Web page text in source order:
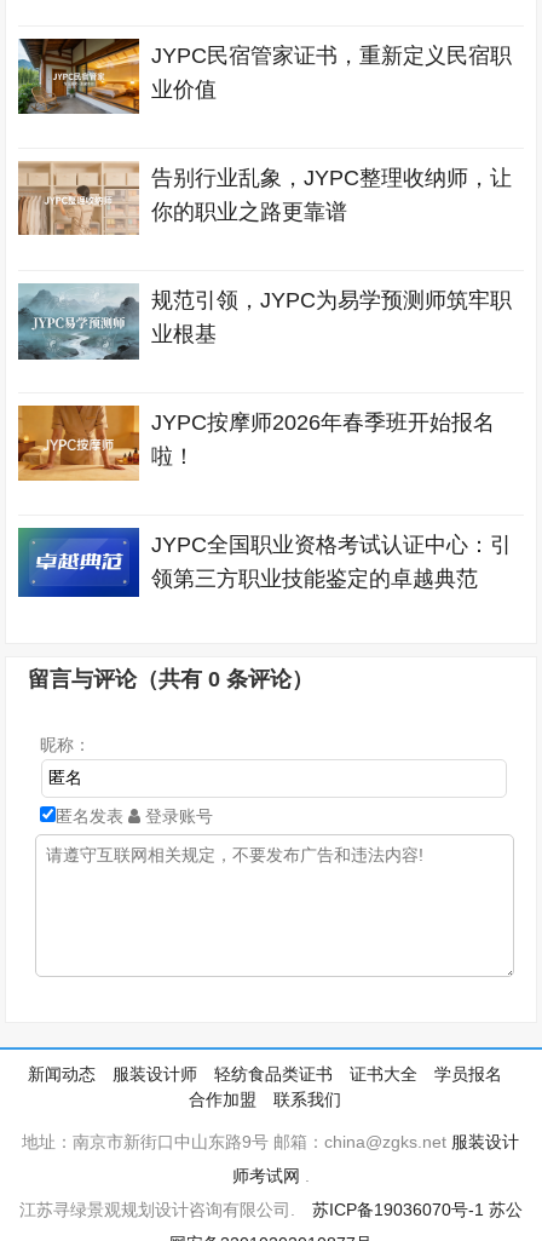
JYPC民宿管家证书，重新定义民宿职
业价值
告别行业乱象，JYPC整理收纳师，让
你的职业之路更靠谱
规范引领，JYPC为易学预测师筑牢职
业根基
JYPC按摩师2026年春季班开始报名
啦！
JYPC全国职业资格考试认证中心：引
领第三方职业技能鉴定的卓越典范
留言与评论（共有0 条评论）
昵称：
匿名发表 登录账号
新闻动态 服装设计师 轻纺食品类证书 证书大全
学员报名
合作加盟
联系我们
地址：南京市新街口中山东路9号 邮箱：china@zgks.net 服装设计
师考试网
江苏寻绿景观规划设计咨询有限公司. 苏ICP备19036070号-1 苏公